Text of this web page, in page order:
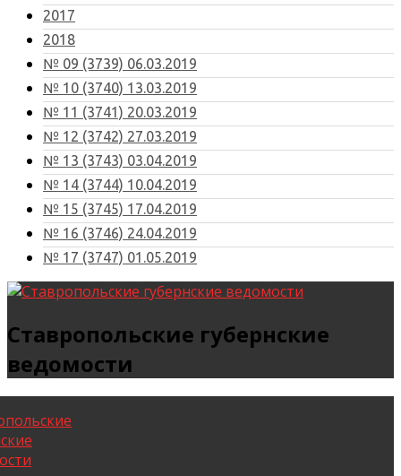
2017
2018
№ 09 (3739) 06.03.2019
№ 10 (3740) 13.03.2019
№ 11 (3741) 20.03.2019
№ 12 (3742) 27.03.2019
№ 13 (3743) 03.04.2019
№ 14 (3744) 10.04.2019
№ 15 (3745) 17.04.2019
№ 16 (3746) 24.04.2019
№ 17 (3747) 01.05.2019
Ставропольские губернские
ведомости